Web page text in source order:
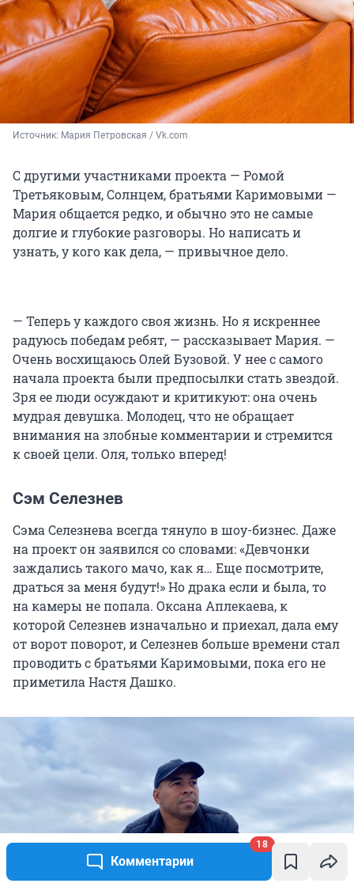
Комментарии
18
Источник: Мария Петровская / Vk.com
С другими участниками проекта — Ромой
Третьяковым, Солнцем, братьями Каримовыми —
Мария общается редко, и обычно это не самые
долгие и глубокие разговоры. Но написать и
узнать, у кого как дела, — привычное дело.
— Теперь у каждого своя жизнь. Но я искреннее
радуюсь победам ребят, — рассказывает Мария. —
Очень восхищаюсь Олей Бузовой. У нее с самого
начала проекта были предпосылки стать звездой.
Зря ее люди осуждают и критикуют: она очень
мудрая девушка. Молодец, что не обращает
внимания на злобные комментарии и стремится
к своей цели. Оля, только вперед!
Сэм Селезнев
Сэма Селезнева всегда тянуло в шоу-бизнес. Даже
на проект он заявился со словами: «Девчонки
заждались такого мачо, как я… Еще посмотрите,
драться за меня будут!» Но драка если и была, то
на камеры не попала. Оксана Аплекаева, к
которой Селезнев изначально и приехал, дала ему
от ворот поворот, и Селезнев больше времени стал
проводить с братьями Каримовыми, пока его не
приметила Настя Дашко.